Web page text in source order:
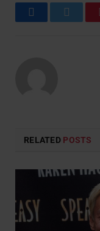
FacebookTwitter
RELATED POSTS